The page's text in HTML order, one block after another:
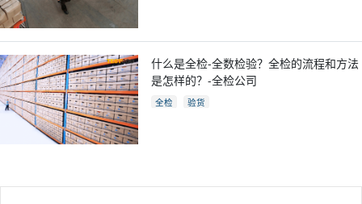
什么是全检-全数检验？全检的流程和方法
是怎样的？-全检公司
全检 验货